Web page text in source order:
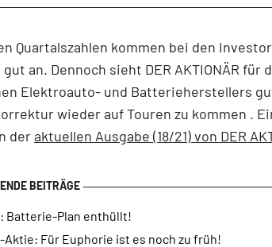
Quartalszahlen kommen bei den
an. Dennoch sieht DER AKTIONÄR für
Elektroauto- und Batterieherstellers
wieder auf Touren zu kommen .
deraktuellen Ausgabe (18/21) von DER
Batterie-Plan enthüllt!
Aktie: Für Euphorie ist es noch zu früh!